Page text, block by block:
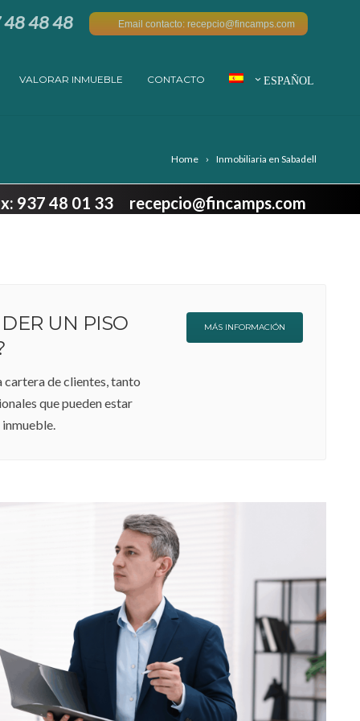
48 48 48 Email contacto: recepcio@fincamps.com
VALORAR INMUEBLE CONTACTO ESPAÑOL
Home Inmobiliaria en Sabadell
937 48 01 33 recepcio@fincamps.com
UN PISO
cartera de clientes, tanto
que pueden estar
MÁS INFORMACIÓN